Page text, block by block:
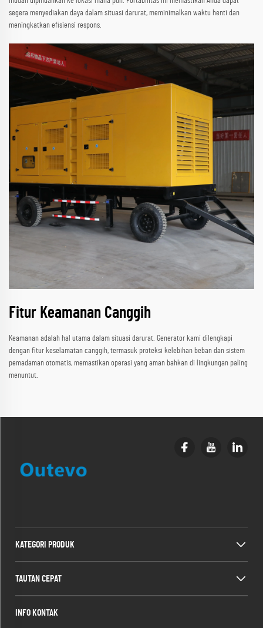
segera menyediakan daya dalam situasi darurat, meminimalkan waktu henti dan
meningkatkan efisiensi respons.
Fitur Keamanan Canggih
Keamanan adalah hal utama dalam situasi darurat. Generator kami dilengkapi
dengan fitur keselamatan canggih, termasuk proteksi kelebihan beban dan sistem
pemadaman otomatis, memastikan operasi yang aman bahkan di lingkungan paling
menuntut.
KATEGORI PRODUK
TAUTAN CEPAT
INFO KONTAK